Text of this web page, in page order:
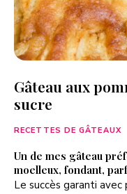
Gâteau aux
sucre
RECETTES DE GÂTEAUX
Un de mes gâteau
moelleux, fondant,
Le succès garanti avec